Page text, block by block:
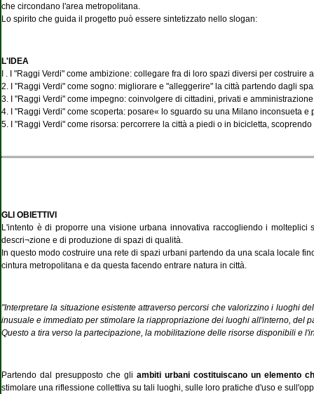
che circondano l'area metropolitana.
Lo spirito che guida il progetto può essere sintetizzato nello slogan:
L'IDEA
I . I "Raggi Verdi" come ambizione: collegare fra di loro spazi diversi per
2. I "Raggi Verdi" come sogno: migliorare e "alleggerire" la città partendo dagli
3. I "Raggi Verdi" come impegno: coinvolgere di cittadini, privati e
4. I "Raggi Verdi" come scoperta: posare« lo sguardo su una Milano inconsueta e
5. I "Raggi Verdi" come risorsa: percorrere la città a piedi o in bicicletta,
GLI OBIETTIVI
L'intento è di proporre una visione urbana innovativa raccogliendo i
descri¬zione e di produzione di spazi di qualità.
In questo modo costruire una rete di spazi urbani partendo da una scala locale
cintura metropolitana e da questa facendo entrare natura in città.
"Interpretare la situazione esistente attraverso percorsi che valorizzino i luoghi
inusuale e immediato per stimolare la riappropriazione dei luoghi all'interno, del
Questo a tira verso la partecipazione, la mobilitazione delle risorse disponibili e
Partendo dal presupposto che gli ambiti urbani costituiscano un elemento
stimolare una riflessione collettiva su tali luoghi, sulle loro pratiche d'uso e